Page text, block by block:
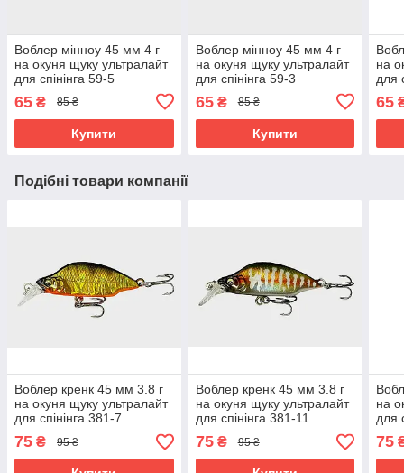
Воблер мінноу 45 мм 4 г
на окуня щуку ультралайт
для спінінга 59-5
65 ₴ 85 ₴
Купити
Воблер мінноу 45 мм 4 г
на окуня щуку ультралайт
для спінінга 59-3
65₴ 85 ₴
Купити
на
для
65
Подібні товари компанії
Воблер кренк 45 мм 3.8 г
на окуня щуку ультралайт
для спінінга 381-7
75 ₴ 95 ₴
Воблер кренк 45 мм 3.8 г
на окуня щуку ультралайт
для спінінга 381-11
75₴ 95 ₴
на
для
75